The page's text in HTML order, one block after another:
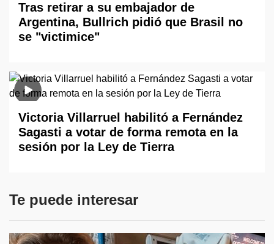
Tras retirar a su embajador de
Argentina, Bullrich pidió que Brasil no
se "victimice"
Victoria Villarruel habilitó a Fernández
Sagasti a votar de forma remota en la
sesión por la Ley de Tierra
Te puede interesar